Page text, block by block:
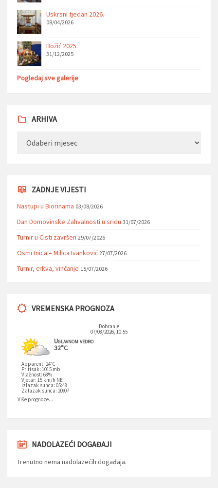
Uskrsni tjedan 2026.
08/04/2026
Božić 2025.
31/12/2025
Pogledaj sve galerije
ARHIVA
ZADNJE VIJESTI
Nastupi u Biorinama 03/08/2026
Dan Domovinske Zahvalnosti u sridu 31/07/2026
Turnir u Cisti završen 29/07/2026
Osmrtnica – Milica Ivanković 27/07/2026
Turnir, crkva, vinčanje 15/07/2026
VREMENSKA PROGNOZA
Dobranje
07/08/2026, 10:55
Uglavnom vedro
32°C
Apparent: 24°C
Pritisak: 1015 mb
Vlažnost: 68%
Vjetar: 15 km/h NE
Izlazak sunca: 05:48
Zalazak sunca: 20:07
Više prognoze...
NADOLAZEĆI DOGAĐAJI
Trenutno nema nadolazećih događaja.